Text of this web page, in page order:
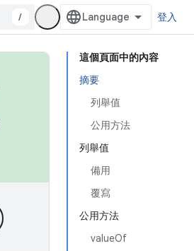
/ 登入
這個頁面中的內容
摘要
列舉值
公用方法
列舉值
備用
覆寫
公用方法
valueOf